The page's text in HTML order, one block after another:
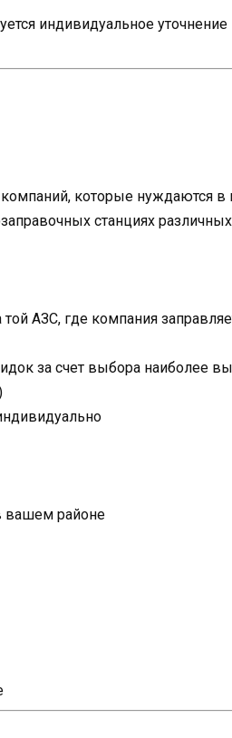
индивидуальное уточнение
компаний, которые нуждаются
станциях различных
АЗС, где компания
за счет выбора наиболее
вашем районе